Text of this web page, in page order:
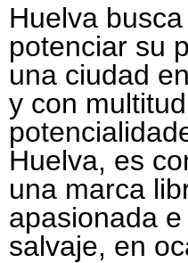
Huelva
potenciar su
una ciudad
y con
Huelva, es
una marca
apasionada
salvaje, en